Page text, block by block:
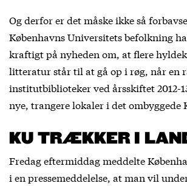
Og derfor er det måske ikke så
Københavns Universitets befolkning
kraftigt på nyheden om, at flere
litteratur står til at gå op i røg, når en
institutbiblioteker ved årsskiftet 2012-
nye, trangere lokaler i det ombyggede
KU TRÆKKER I
Fredag eftermiddag meddelte
i en pressemeddelelse, at man vil